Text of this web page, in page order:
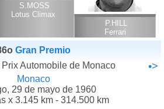
S.MOSS
Lotus Climax
P.HILL
Ferrari
Gran Premio
Prix Automobile de Monaco •>
Monaco
29 de mayo de 1960
x 3.145 km - 314.500 km